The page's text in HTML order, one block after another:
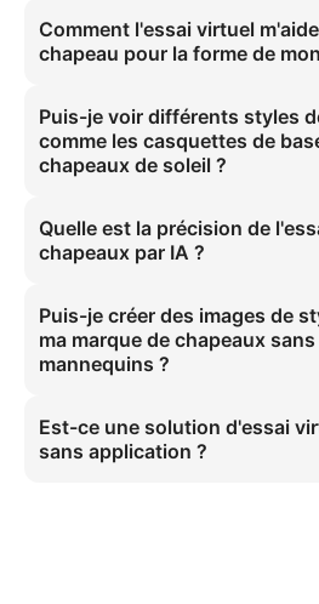
Comment l'essai virtuel
chapeau pour la forme de
des mannequins IA avec diverses formes
ronde, carrée, ovale). Cela permet aux
style particulier, comme un fédora ou un
différentes structures faciales, les
Puis-je voir différents styles
comme les casquettes de
chapeaux de soleil ?
gamme de couvre-chefs. Vous pouvez
de casquettes de baseball, de bobs, de
soleil, de fédoras, et plus encore,
Quelle est la précision de
chapeaux par IA ?
de placement. Elle simule de manière
chapeau sera posé sur la tête, y compris
ombres et interagit avec les cheveux du
aperçu fiable à vos clients.
Puis-je créer des images de
ma marque de chapeaux
mannequins ?
générer instantanément des photos de
chapeaux dans divers contextes et
coûts significatifs et les défis logistiques
Est-ce une solution d'essai
sans application ?